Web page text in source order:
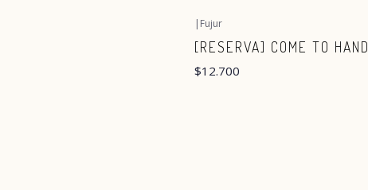
| Fujur
[RESERVA] COME TO HAND
$12.700